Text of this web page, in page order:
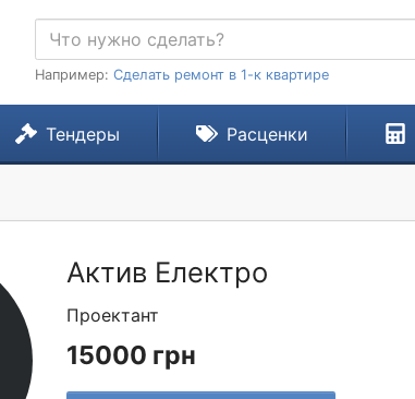
Например: Сделать ремонт в 1-к квартире
Тендеры Расценки
Актив Електро
Проектант
15000 грн